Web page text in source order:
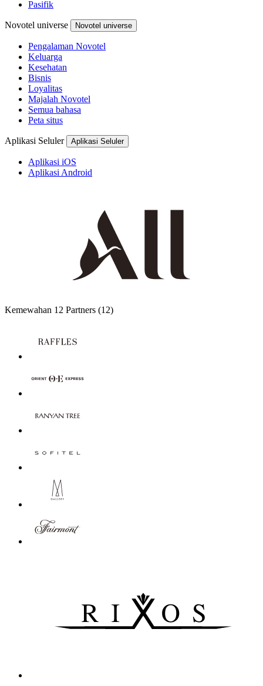
Pasifik
Novotel universe Novotel universe
Pengalaman Novotel
Keluarga
Kesehatan
Bisnis
Loyalitas
Majalah Novotel
Semua bahasa
Peta situs
Aplikasi Seluler Aplikasi Seluler
Aplikasi iOS
Aplikasi Android
Kemewahan 12 Partners (12)